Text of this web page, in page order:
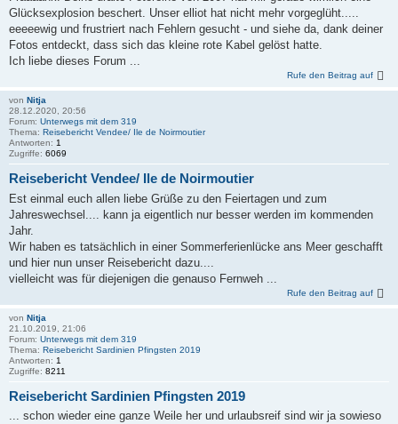
Glücksexplosion beschert. Unser elliot hat nicht mehr vorgeglüht.....
eeeeewig und frustriert nach Fehlern gesucht - und siehe da, dank deiner
Fotos entdeckt, dass sich das kleine rote Kabel gelöst hatte.
Ich liebe dieses Forum ...
Rufe den Beitrag auf
von Nitja
28.12.2020, 20:56
Forum: Unterwegs mit dem 319
Thema: Reisebericht Vendee/ Ile de Noirmoutier
Antworten: 1
Zugriffe: 6069
Reisebericht Vendee/ Ile de Noirmoutier
Est einmal euch allen liebe Grüße zu den Feiertagen und zum
Jahreswechsel.... kann ja eigentlich nur besser werden im kommenden
Jahr.
Wir haben es tatsächlich in einer Sommerferienlücke ans Meer geschafft
und hier nun unser Reisebericht dazu....
vielleicht was für diejenigen die genauso Fernweh ...
Rufe den Beitrag auf
von Nitja
21.10.2019, 21:06
Forum: Unterwegs mit dem 319
Thema: Reisebericht Sardinien Pfingsten 2019
Antworten: 1
Zugriffe: 8211
Reisebericht Sardinien Pfingsten 2019
... schon wieder eine ganze Weile her und urlaubsreif sind wir ja sowieso